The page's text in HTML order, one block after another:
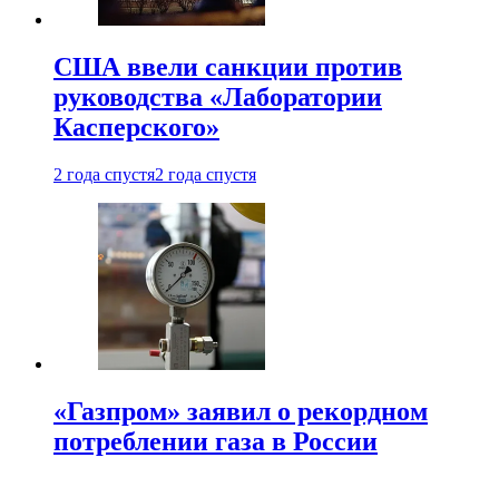
США ввели санкции против
руководства «Лаборатории
Касперского»
2 года спустя2 года спустя
«Газпром» заявил о рекордном
потреблении газа в России